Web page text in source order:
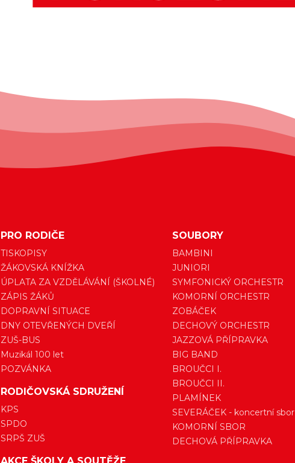
PRO RODIČE
TISKOPISY
ŽÁKOVSKÁ KNÍŽKA
ÚPLATA ZA VZDĚLÁVÁNÍ (ŠKOLNÉ)
ZÁPIS ŽÁKŮ
DOPRAVNÍ SITUACE
DNY OTEVŘENÝCH DVEŘÍ
ZUŠ-BUS
Muzikál 100 let
POZVÁNKA
RODIČOVSKÁ SDRUŽENÍ
KPS
SPDO
SRPŠ ZUŠ
SOUBORY
BAMBINI
JUNIORI
SYMFONICKÝ ORCHESTR
KOMORNÍ ORCHESTR
ZOBÁČEK
DECHOVÝ ORCHESTR
JAZZOVÁ PŘÍPRAVKA
BIG BAND
BROUČCI I.
BROUČCI II.
PLAMÍNEK
SEVERÁČEK - koncertní sbor
KOMORNÍ SBOR
DECHOVÁ PŘÍPRAVKA